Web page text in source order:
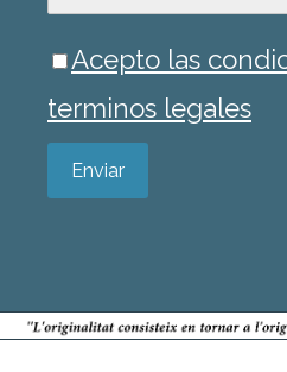
Acepto las
terminos legales
Enviar